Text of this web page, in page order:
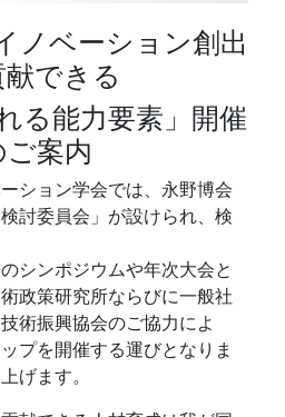
ノベーション創出
できる
る能力要素」開催
ご案内
ション学会では、永野博会
討委員会」が設けられ、検
シンポジウムや年次大会と
政策研究所ならびに一般社
術振興協会のご協力によ
プを開催する運びとなりま
げます。